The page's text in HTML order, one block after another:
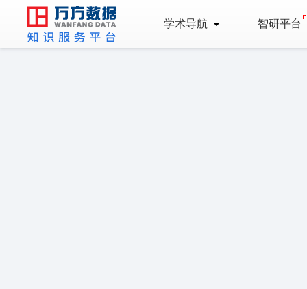
学术导航 智研平台